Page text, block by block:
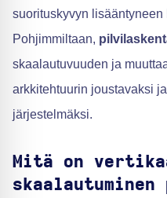
suorituskyvyn lisääntyneen
Pohjimmiltaan,
skaalautuvuuden ja
arkkitehtuurin joustavaksi
järjestelmäksi.
Mitä on